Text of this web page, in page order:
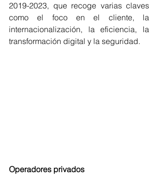
2019-2023, que recoge varias claves
como el foco en el cliente, la
internacionalización, la eficiencia, la
transformación digital y la seguridad.
Operadores privados